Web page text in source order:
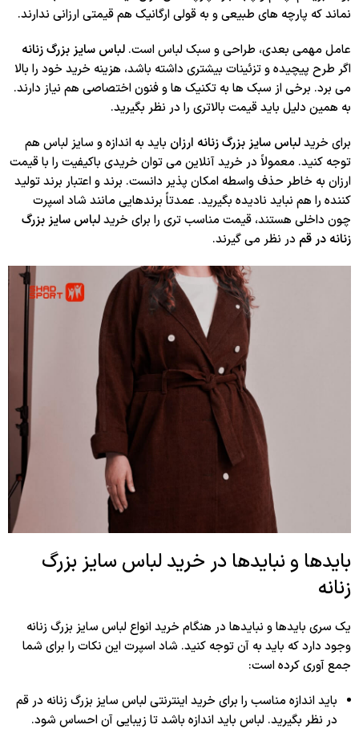
نماند که پارچه های طبیعی و به قولی ارگانیک هم قیمتی ارزانی ندارند.
عامل مهمی بعدی، طراحی و سبک لباس است. لباس سایز بزرگ زنانه
اگر طرح پیچیده و تزئینات بیشتری داشته باشد، هزینه خرید خود را بالا
می برد. برخی از سبک ها به تکنیک ها و فنون اختصاصی هم نیاز دارند.
به همین دلیل باید قیمت بالاتری را در نظر بگیرید.
برای خریدلباس سایز بزرگ زنانه ارزان باید به اندازه و سایز لباس هم
توجه کنید. معمولاً در خرید آنلاین می توان خریدی باکیفیت را با قیمت
ارزان به خاطر حذف واسطه امکان پذیر دانست. برند و اعتبار برند تولید
کننده را هم نباید نادیده بگیرید. عمدتاً برندهایی مانند شاد اسپرت
چون داخلی هستند، قیمت مناسب تری را برای خریدلباس سایز بزرگ
زنانه در قم در نظر می گیرند.
بایدها و نبایدها در خرید لباس سایز بزرگ
زنانه
یک سری بایدها و نبایدها در هنگام خرید انواع لباس سایز بزرگ زنانه
وجود دارد که باید به آن توجه کنید. شاد اسپرت این نکات را برای شما
جمع آوری کرده است:
باید اندازه مناسب را برای خرید اینترنتی لباس سایز بزرگ زنانه در قم
در نظر بگیرید. لباس باید اندازه باشد تا زیبایی آن احساس شود.